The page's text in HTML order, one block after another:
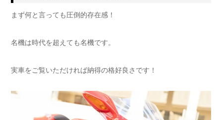
まず何と言っても圧倒的存在感！
名機は時代を超えても名機です。
実車をご覧いただければ納得の格好良さです！